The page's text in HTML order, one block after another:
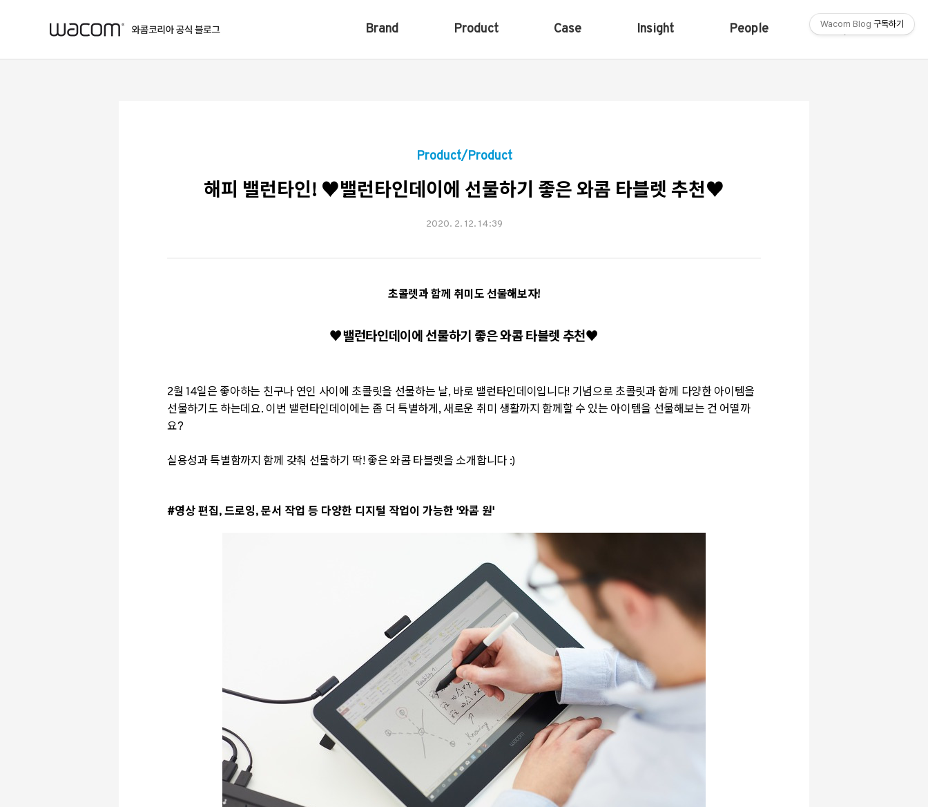
Brand Product Case Insight People Shop
Product/Product
해피 밸런타인! ♥밸런타인데이에 선물하기 좋은 와콤 타블렛 추천♥
2020. 2. 12. 14:39
초콜렛과 함께 취미도 선물해보자!
♥밸런타인데이에 선물하기 좋은 와콤 타블렛 추천♥
2월 14일은 좋아하는 친구나 연인 사이에 초콜릿을 선물하는 날, 바로 밸런타인데이입니다! 기념으로 초콜릿과 함께 다양한 아이템을
선물하기도 하는데요. 이번 밸런타인데이에는 좀 더 특별하게, 새로운 취미 생활까지 함께할 수 있는 아이템을 선물해보는 건 어떨까
요?
실용성과 특별함까지 함께 갖춰 선물하기 딱! 좋은 와콤 타블렛을 소개합니다 :)
#영상 편집, 드로잉, 문서 작업 등 다양한 디지털 작업이 가능한 '와콤 원'
Wacom Blog 구독하기